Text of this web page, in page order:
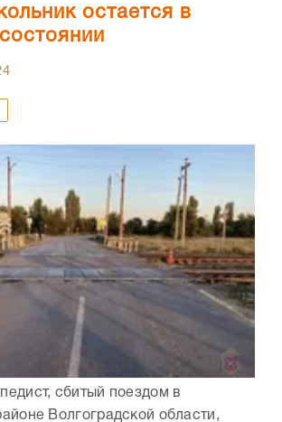
остается в
сбитый поездом в
Волгоградской области,